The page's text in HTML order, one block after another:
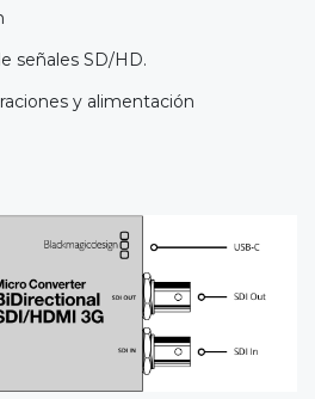
señales SD/HD.
y alimentación